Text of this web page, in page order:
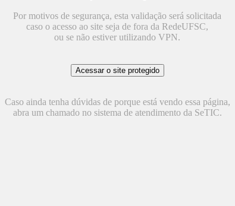
Por motivos de segurança, esta validação será solicitada
caso o acesso ao site seja de fora da RedeUFSC,
ou se não estiver utilizando VPN.
Caso ainda tenha dúvidas de porque está vendo essa página,
abra um chamado no sistema de atendimento da SeTIC.